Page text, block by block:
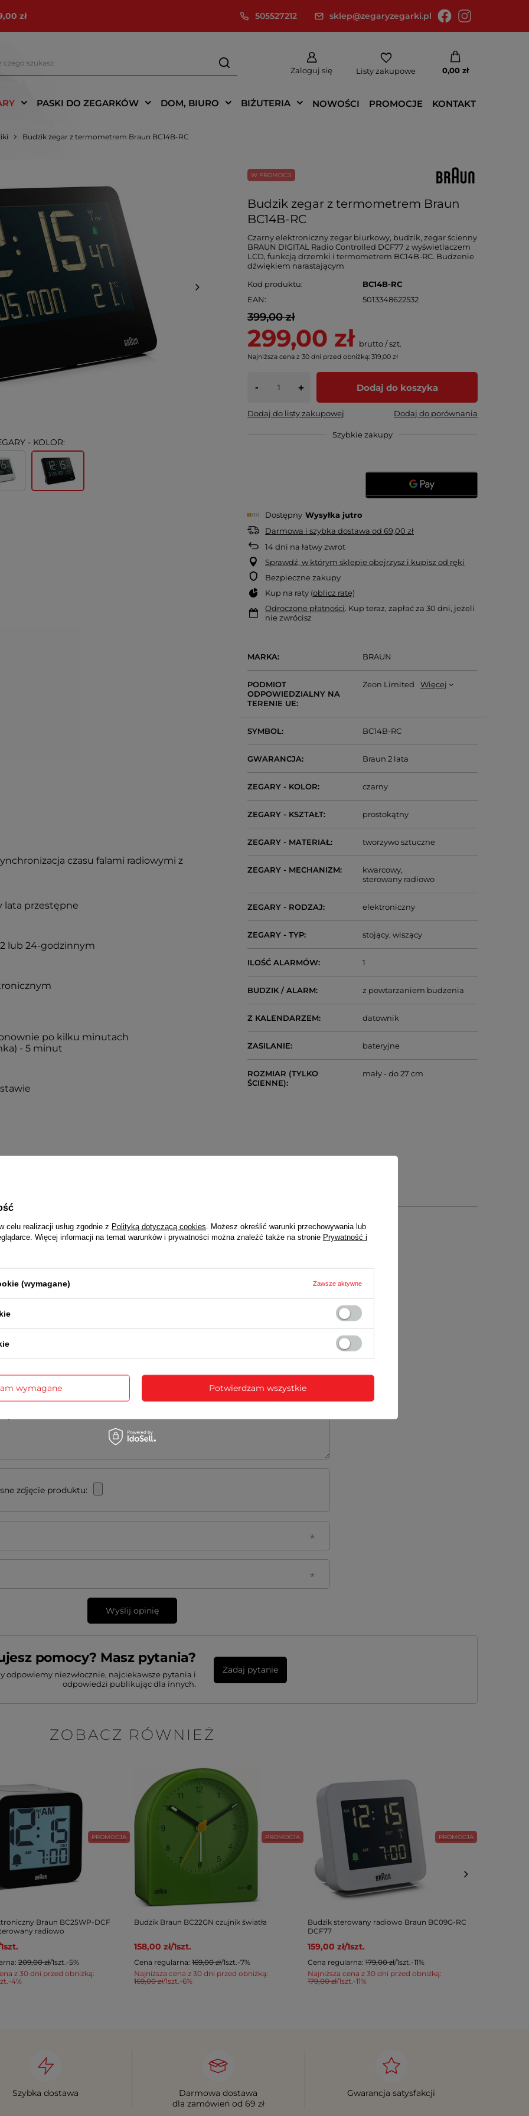
zł 505527212 sklep@zegaryzegarki.pl
Zaloguj się Listy zakupowe 0,00 zł
PASKI DO ZEGARKÓW DOM, BIURO BIŻUTERIA NOWOŚCI PROMOCJE KONTAKT
Budzik zegar z termometrem Braun BC14B-RC
- KOLOR:
W PROMOCJI
Budzik zegar z termometrem Braun
BC14B-RC
Czarny elektroniczny zegar biurkowy, budzik, zegar ścienny
BRAUN DIGITAL Radio Controlled DCF77 z wyświetlaczem
LCD, funkcją drzemki i termometrem BC14B-RC. Budzenie
dźwiękiem narastającym
Kod produktu
BC14B-RC
EAN
5013348622532
399,00 zł
299,00 zł brutto/szt.
Najniższa cena z 30 dni przed obniżką:319,00 zł
- + Dodaj do koszyka
Dodaj do listy zakupowej Dodaj do porównania
Szybkie zakupy
Dostępny Wysyłka jutro
Darmowa i szybka dostawa od69,00 zł
14dni na łatwy zwrot
Sprawdź, w którym sklepie obejrzysz i kupisz od ręki
Bezpieczne zakupy
Kup na raty (oblicz ratę)
Odroczone płatności. Kup teraz, zapłać za 30 dni, jeżeli
nie zwrócisz
czasu falami radiowymi z
lata przestępne
lub 24-godzinnym
po kilku minutach
- 5 minut
MARKA BRAUN
PODMIOT
ODPOWIEDZIALNY NA
TERENIE UE
Zeon Limited Więcej
SYMBOL BC14B-RC
GWARANCJA Braun 2 lata
ZEGARY - KOLOR czarny
ZEGARY - KSZTAŁT prostokątny
ZEGARY - MATERIAŁ tworzywo sztuczne
ZEGARY - MECHANIZM
kwarcowy
sterowany radiowo
ZEGARY - RODZAJ elektroniczny
ZEGARY - TYP stojący wiszący
ILOŚĆ ALARMÓW 1
BUDZIK / ALARM z powtarzaniem budzenia
Z KALENDARZEM datownik
ZASILANIE bateryjne
ROZMIAR (TYLKO
ŚCIENNE)
mały - do 27 cm
BRAUN 2 LATA
5/5
zdjęcie produktu:
Wyślij opinię
pomocy? Masz pytania?
odpowiemy niezwłocznie, najciekawsze pytania i
odpowiedzi publikując dla innych.
Zadaj pytanie
ZOBACZ RÓWNIEŻ
PROMOCJA
Braun BC25WP-DCF
radiowo
1szt.
z 30 dni przed obniżką:
-4%
209,00 zł/1szt.-5%
PROMOCJA
Budzik Braun BC22GN czujnik światła
158,00 zł/1szt.
Najniższa cena z 30 dni przed obniżką:
169,00 zł/1szt.-6%
Cena regularna: 169,00 zł/1szt.-7%
PROMOCJA
Budzik sterowany radiowo Braun BC09G-RC
DCF77
159,00 zł/1szt.
Najniższa cena z 30 dni przed obniżką:
179,00 zł/1szt.-11%
Cena regularna: 179,00 zł/1szt.-11%
Szybka dostawa
Darmowa dostawa
dla zamówień od 69 zł
Gwarancja satysfakcji
celu realizacji usług zgodnie z Polityką dotyczącą cookies . Możesz określić warunki przechowywania lub
Więcej informacji na temat warunków i prywatności można znaleźć także na stronie Prywatność i
(wymagane) Zawsze aktywne
wymagane Potwierdzam wszystkie